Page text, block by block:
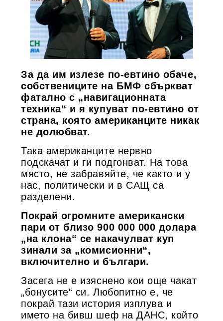
За да им излезе по-евтино обаче,
собствениците на БМФ сбъркват
фатално с „навигационната
техника“ и я купуват по-евтино от
страна, която американците никак
не долюбват.
Така американците нервно
подскачат и ги подгонват. На това
място, не забравяйте, че както и у
нас, политически и в САЩ са
разделени.
Покрай огромните американски
пари от близо 900 000 000 долара
„на клона“ се накачулват куп
зинали за „комисионни“,
включително и българи.
Засега не е изяснено кои още чакат
„бонусите“ си. Любопитно е, че
покрай тази история изплува и
името на бивш шеф на ДАНС, който